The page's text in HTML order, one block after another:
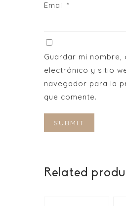
Email *
Guardar mi nombre,
electrónico y sitio
navegador para la
que comente.
Related